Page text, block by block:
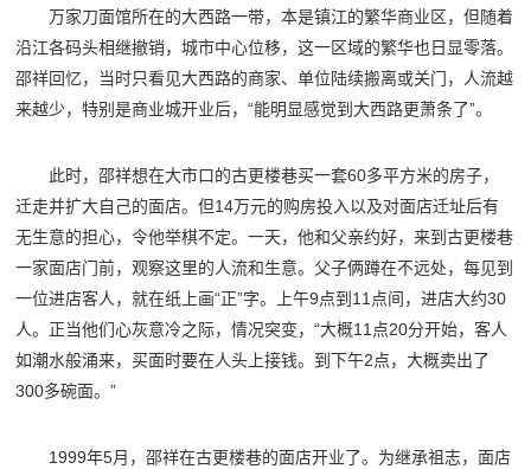
万家刀面馆所在的大西路一带，本是镇江的繁华商业区，但随着
沿江各码头相继撤销，城市中心位移，这一区域的繁华也日显零落。
邵祥回忆，当时只看见大西路的商家、单位陆续搬离或关门，人流越
来越少，特别是商业城开业后，“能明显感觉到大西路更萧条了”。
此时，邵祥想在大市口的古更楼巷买一套60多平方米的房子，
迁走并扩大自己的面店。但14万元的购房投入以及对面店迁址后有
无生意的担心，令他举棋不定。一天，他和父亲约好，来到古更楼巷
一家面店门前，观察这里的人流和生意。父子俩蹲在不远处，每见到
一位进店客人，就在纸上画“正”字。上午9点到11点间，进店大约30
人。正当他们心灰意冷之际，情况突变，“大概11点20分开始，客人
如潮水般涌来，买面时要在人头上接钱。到下午2点，大概卖出了
300多碗面。”
1999年5月，邵祥在古更楼巷的面店开业了。为继承祖志，面店